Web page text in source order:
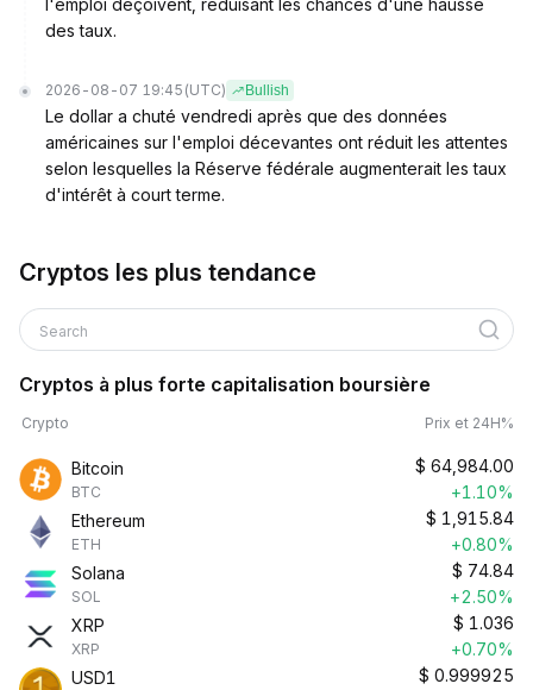
l'emploi déçoivent, réduisant les chances d'une hausse
des taux.
2026-08-07 19:45 (UTC) Bullish
Le dollar a chuté vendredi après que des données
américaines sur l'emploi décevantes ont réduit les attentes
selon lesquelles la Réserve fédérale augmenterait les taux
d'intérêt à court terme.
Cryptos les plus tendance
Search
Cryptos à plus forte capitalisation boursière
Crypto Prix et 24H%
Bitcoin
BTC
$ 64,984.00
+1.10%
Ethereum
ETH
$ 1,915.84
+0.80%
Solana
SOL
$ 74.84
+2.50%
XRP
XRP
$ 1.036
+0.70%
USD1
$ 0.999925